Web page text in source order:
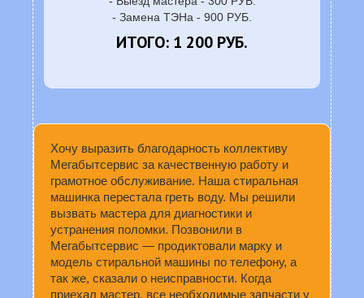
- Замена ТЭНа - 900 РУБ.
ИТОГО: 1 200 РУБ.
Хочу выразить благодарность коллективу
Мегабытсервис за качественную работу и
грамотное обслуживание. Наша стиральная
машинка перестала греть воду. Мы решили
вызвать мастера для диагностики и
устранения поломки. Позвонили в
Мегабытсервис — продиктовали марку и
модель стиральной машины по телефону, а
так же, сказали о неисправности. Когда
приехал мастер, все необходимые запчасти у